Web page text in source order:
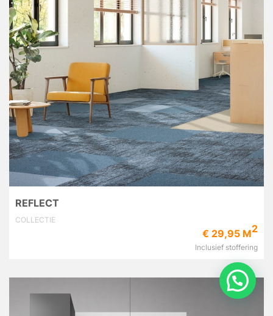
REFLECT
COLLECTIE
€ 29,95 M2
Inclusief stoffering
Vraag het ons